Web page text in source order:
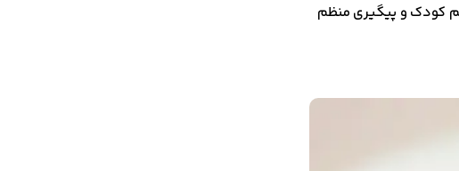
کودک و پیگیری منظم